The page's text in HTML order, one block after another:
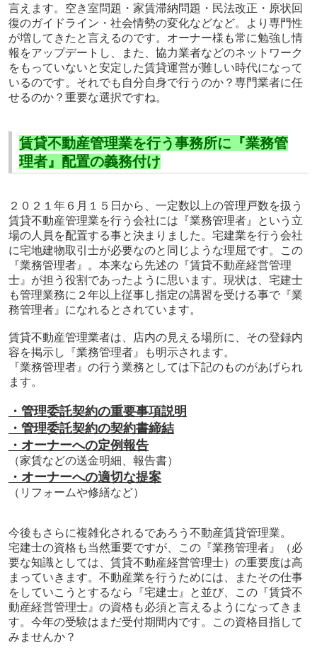
言えます。空き室問題・家賃滞納問題・民法改正・原状回
復のガイドライン・社会情勢の変化などなど。より専門性
が増してきたと言えるのです。オーナー様も常に勉強し情
報をアップデートし、また、協力業者などのネットワーク
をもっていないと安定した賃貸運営が難しい時代になって
いるのです。それでも自分自身で行うのか？専門業者に任
せるのか？重要な選択ですね。
賃貸不動産管理業を行う事務所に『業務管
理者』配置の義務付け
２０２１年６月１５日から、一定数以上の管理戸数を扱う
賃貸不動産管理業を行う会社には『業務管理者』という立
場の人員を配置する事と決まりました。宅建業を行う会社
に宅地建物取引士が必要なのと同じような理屈です。この
『業務管理者』。本来なら先述の『賃貸不動産経営管理
士』が担う役割であったように思います。現状は、宅建士
も管理業務に２年以上従事し指定の講習を受ける事で『業
務管理者』になれるとされています。
賃貸不動産管理業者は、店内の見える場所に、その登録内
容を掲示し『業務管理者』も明示されます。
『業務管理者』の行う業務としては下記のものがあげられ
ます。
・管理委託契約の重要事項説明
・管理委託契約の契約書締結
・オーナーへの定例報告
（家賃などの送金明細、報告書）
・オーナーへの適切な提案
（リフォームや修繕など）
今後もさらに複雑化されるであろう不動産賃貸管理業。
宅建士の資格も当然重要ですが、この『業務管理者』（必
要な知識としては、賃貸不動産経営管理士）の重要度は高
まっていきます。不動産業を行うためには、またその仕事
をしていこうとするなら『宅建士』と並び、この『賃貸不
動産経営管理士』の資格も必須と言えるようになってきま
す。今年の受験はまだ受付期間内です。この資格目指して
みませんか？